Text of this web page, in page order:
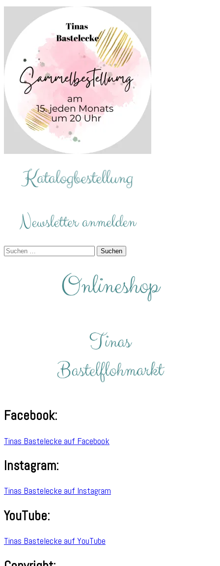
Suchen
Facebook:
Tinas Bastelecke auf Facebook
Instagram:
Tinas Bastelecke auf Instagram
YouTube:
Tinas Bastelecke auf YouTube